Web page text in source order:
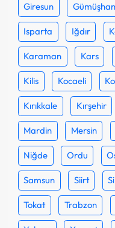
Giresun
Isparta Iğdır
Karaman Kars
Kilis Kocaeli
Kırıkkale Kırşehir
Mardin Mersin
Niğde Ordu
Samsun Siirt
Tokat Trabzon